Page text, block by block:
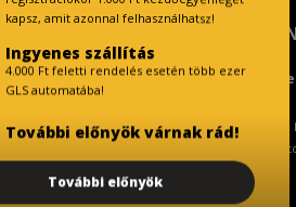
TISZTELT
Fizetésnél kérje az
A Kormány döntése alapján
ingyenes adattörlő kódot
kapsz, amit azonnal felhasználhatsz!
Ingyenes szállítás
4.000 Ft feletti rendelés esetén több ezer
GLS automatába!
További előnyök várnak rád!
További előnyök